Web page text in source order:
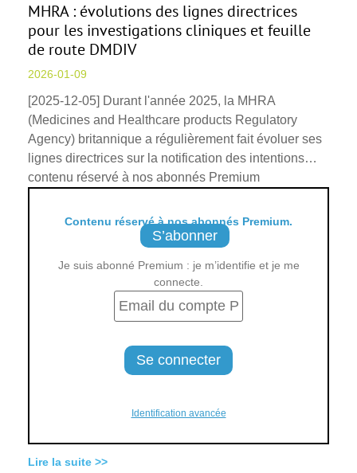
MHRA : évolutions des lignes directrices
pour les investigations cliniques et feuille
de route DMDIV
2026-01-09
[2025-12-05] Durant l'année 2025, la MHRA
(Medicines and Healthcare products Regulatory
Agency) britannique a régulièrement fait évoluer ses
lignes directrices sur la notification des intentions…
contenu réservé à nos abonnés Premium
Contenu réservé à nos abonnés Premium.
S’abonner
Je suis abonné Premium : je m’identifie et je me
connecte.
Identification avancée
Lire la suite >>